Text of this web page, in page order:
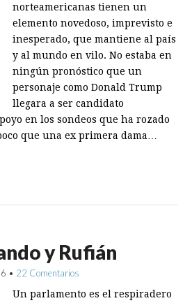
norteamericanas tienen un
elemento novedoso, imprevisto e
inesperado, que mantiene al país
y al mundo en vilo. No estaba en
ningún pronóstico que un
personaje como Donald Trump
llegara a ser candidato
en los sondeos que ha rozado
que una ex primera dama…
y Rufián
• 22 Comentarios
Un parlamento es el respiradero